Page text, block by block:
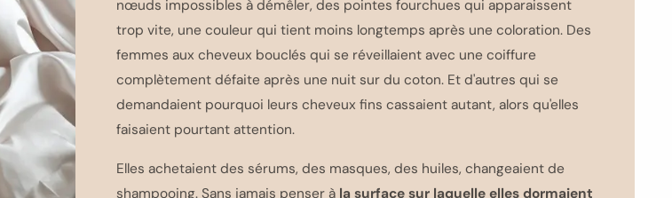
nœuds impossibles à démêler, des pointes fourchues qui apparaissent
trop vite, une couleur qui tient moins longtemps après une coloration. Des
femmes aux cheveux bouclés qui se réveillaient avec une coiffure
complètement défaite après une nuit sur du coton. Et d'autres qui se
demandaient pourquoi leurs cheveux fins cassaient autant, alors qu'elles
faisaient pourtant attention.
Elles achetaient des sérums, des masques, des huiles, changeaient de
shampooing. Sans jamais penser à la surface sur laquelle elles dormaient